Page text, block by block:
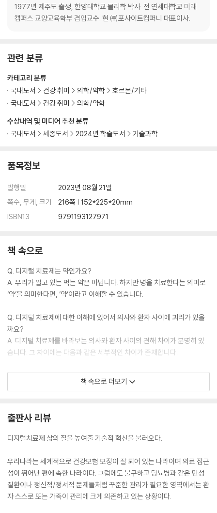
좋은 디지털 치료제란
디지털 치료제의 사이버 보안
5. 디지털 치료제의 인허가
국내 디지털 치료제 인허가 프로세스
허가·심사 필요 서류 작성 방법
미국 FDA의 디지털 치료제 허가 및 심사
국내 디지털 치료제 주요 가이드 라인
해외 디지털 치료제 주요 가이드 라인
◆ 의사가 알려주는 ‘디지털 치료제’ 이야기 5
디지털 치료제 시장동향 및 전망
디지털 치료제 주요 기업동향
디지털 치료제 투자 동향
7. 디지털 치료제와 보건의료 체계
우리나라의 의료보험 체계(국가보험과 민영보험)
국민건강보험과 민간보험의 차이점
국민건강보험 수가체계
디지털 치료제의 건강보험 수가 반영 방법
◆ 의사가 알려주는 ‘디지털 치료제’ 이야기 7
8. 국내 디지털 치료제 기업 사례
㈜에임메드 (제품명 : Somzz, 치료 분야 : 불면증)
웰트 (제품명 : 필로우Rx, 치료 분야 : 불면증)
라이프시맨틱스 (제품명 : 레드필 숨튼, 치료 분야 : 호흡 재활)
하이 (제품명 : 엥자이렉스(Anzeilax), 치료 분야 : 범불안장애)
쉐어앤서비스 (제품명 : 이지브리드, 치료 분야 : 호흡)
◆ 의사가 알려주는 ‘디지털 치료제’ 이야기 8
1977년 제주도 출생, 한양대학교 물리학 박사. 전 연세대학교 미래
캠퍼스 교양교육학부 겸임교수. 현 ㈜포사이트컴퍼니 대표이사.
관련 분류
수상내역 및 미디어 추천 분류
국내도서
세종도서 2024년 학술도서 기술과학
카테고리 분류
국내도서
건강 취미 의학/약학
호르몬/기타
국내도서
건강 취미 의학/약학
품목정보
발행일
2023년 08월 21일
쪽수, 무게, 크기
216쪽 | 152*225*20mm
ISBN13
9791193127971
책 속으로
Q. 디지털 치료제는 약인가요?
A. 우리가 알고 있는 먹는 약은 아닙니다. 하지만 병을 치료한다는 의미로
‘약’을 의미한다면, ‘약’이라고 이해할 수 있습니다.
Q. 디지털 치료제에 대한 이해에 있어서 의사와 환자 사이에 괴리가 있을
까요?
A. 디지털 치료제를 바라보는 의사와 환자 사이의 견해 차이가 분명히 있
습니다. 그 차이에는 다음과 같은 세부적인 차이가 존재합니다.
Q. 디지털 치료제는 전자약, 디지털 헬스케어와 다른가요?
A. 이 3가지는 다음과 같은 면에서 공통점을 가지므로, 서로 같은 시대 흐
--- 본문 중에서
책 속으로 더보기
출판사 리뷰
디지털치료제 삶의 질을 높여줄 기술적 혁신을 불러오다.
우리나라는 세계적으로 건강보험 보장이 잘 되어 있는 나라이며 의료 접근
성이 뛰어난 편에 속한 나라이다. 그럼에도 불구하고 당뇨병과 같은 만성
질환이나 정신적/정서적 문제들처럼 꾸준한 관리가 필요한 영역에서는 환
자 스스로 또는 가족이 관리에 크게 의존하고 있는 상황이다.